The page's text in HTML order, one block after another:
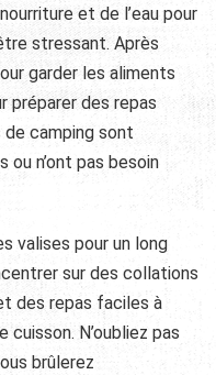
et de l’eau pour
stressant. Après
garder les aliments
préparer des repas
de camping sont
ou n’ont pas besoin
valises pour un long
sur des collations
des repas faciles à
N’oubliez pas
brûlerez